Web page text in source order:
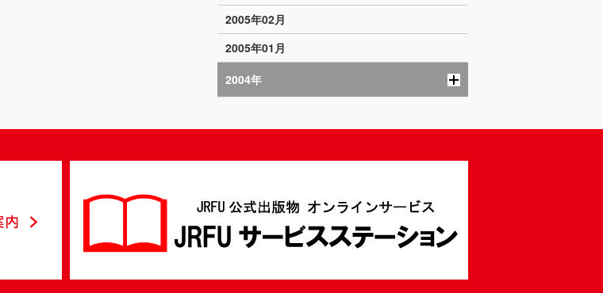
2005年02月
2005年01月
2004年